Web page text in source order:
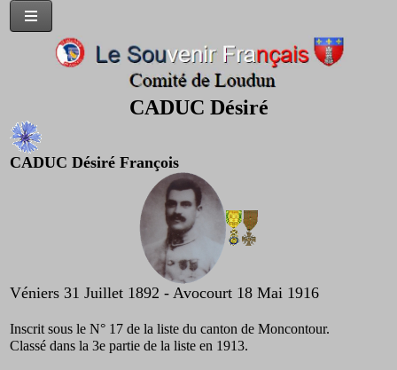
CADUC Désiré
CADUC Désiré François
Véniers 31 Juillet 1892 - Avocourt 18 Mai 1916
Inscrit sous le N° 17 de la liste du canton de Moncontour.
Classé dans la 3e partie de la liste en 1913.